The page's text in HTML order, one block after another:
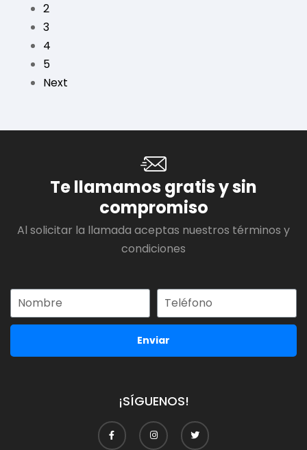
2
3
4
5
Next
Te llamamos gratis y sin
compromiso
Al solicitar la llamada aceptas nuestros términos y
condiciones
Enviar
¡SÍGUENOS!